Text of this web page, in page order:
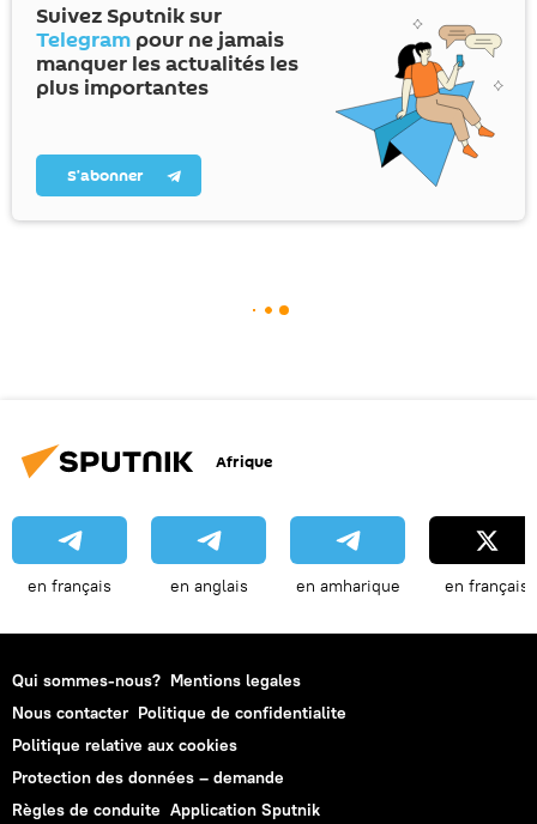
Suivez Sputnik sur
Telegram pour ne jamais
manquer les actualités les
plus importantes
S’abonner
Afrique
en français en anglais en amharique en français
Qui sommes-nous? Mentions legales
Nous contacter Politique de confidentialite
Politique relative aux cookies
Protection des données – demande
Règles de conduite Application Sputnik